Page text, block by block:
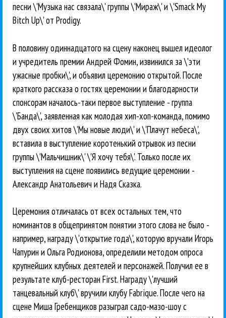
песни \'Музыка нас связала\' группы \'Мираж\' и \'Smack My
Bitch Up\' от Prodigy.
В половину одиннадцатого на сцену наконец вышел идеолог
и учредитель премии Андрей Фомин, извинился за \'эти
ужасные пробки\', и объявил церемонию открытой. После
краткого рассказа о гостях церемонии и благодарности
спонсорам началось-таки первое выступление - группа
\'Банда\', заявленная как молодая хип-хоп-команда, помимо
двух своих хитов \'Мы новые люди\' и \'Плачут небеса\',
вставила в выступление коротенький отрывок из песни
группы \'Мальчишник\' \'Я хочу тебя\'. Только после их
выступления на сцене появились ведущие церемонии -
Александр Анатольевич и Надя Сказка.
Церемония отличалась от всех остальных тем, что
номинантов в общепринятом понятии этого слова не было -
например, награду \'открытие года\', которую вручали Игорь
Чапурин и Ольга Родионова, определили методом опроса
крупнейших клубных деятелей и персонажей. Получил ее в
результате клуб-ресторан First. Награду \'лучший
танцевальный клуб\' вручили клубу Fabrique. После чего на
сцене Миша Гребенщиков разыграл садо-мазо-шоу с